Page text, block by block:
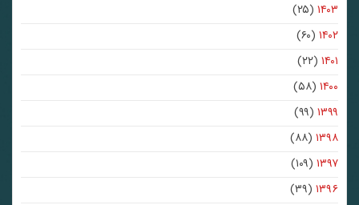
(۲۵)
(۶۰)
(۲۲)
(۵۸)
(۹۹)
۱۳۹۸(۸۸)
۱۳۹۷(۱۰۹)
۱۳۹۶(۳۹)